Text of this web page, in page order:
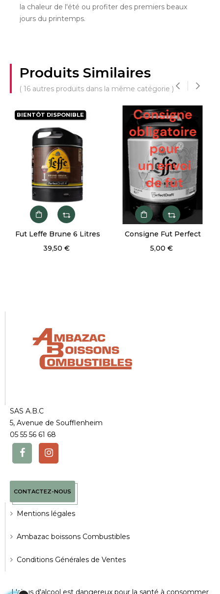
la chaleur de l'été ou profiter des premiers beaux
jours du printemps.
Produits Similaires
( 16 autres produits dans la même catégorie )
BIENTÔT DISPONIBLE
Fut Leffe Brune 6 Litres
39,50 €
Consigne Fut Perfect
5,00 €
‹ ›
SAS A.B.C
5, Avenue de Soufflenheim
05 55 56 61 68
CONTACTEZ-NOUS
Mentions légales
Ambazac boissons Combustibles
Conditions Générales de Ventes